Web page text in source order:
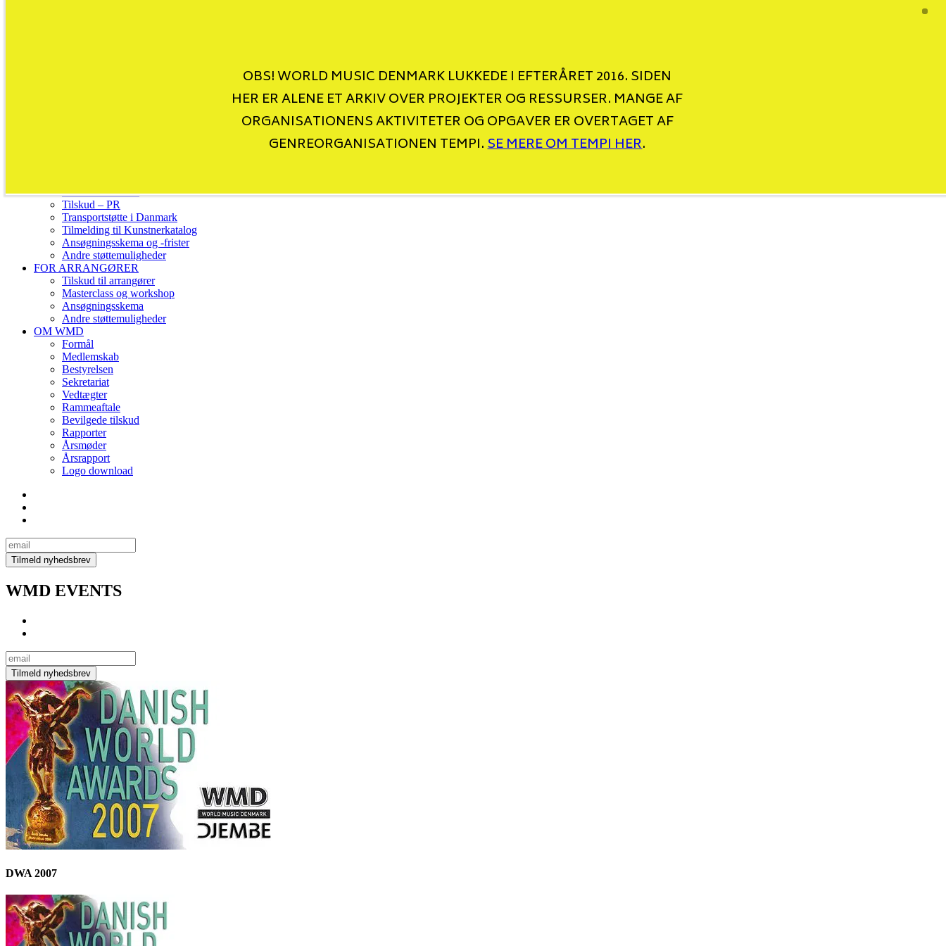
Tilskud – Udland
Tilskud – PR
Transportstøtte i Danmark
Tilmelding til Kunstnerkatalog
Ansøgningsskema og -frister
Andre støttemuligheder
FOR ARRANGØRER
Tilskud til arrangører
Masterclass og workshop
Ansøgningsskema
Andre støttemuligheder
OM WMD
Formål
Medlemskab
Bestyrelsen
Sekretariat
Vedtægter
Rammeaftale
Bevilgede tilskud
Rapporter
Årsmøder
Årsrapport
Logo download
WMD EVENTS
DWA 2007
OBS! WORLD MUSIC DENMARK LUKKEDE I EFTERÅRET 2016. SIDEN
HER ER ALENE ET ARKIV OVER PROJEKTER OG RESSURSER. MANGE AF
ORGANISATIONENS AKTIVITETER OG OPGAVER ER OVERTAGET AF
GENREORGANISATIONEN TEMPI.SE MERE OM TEMPI HER.